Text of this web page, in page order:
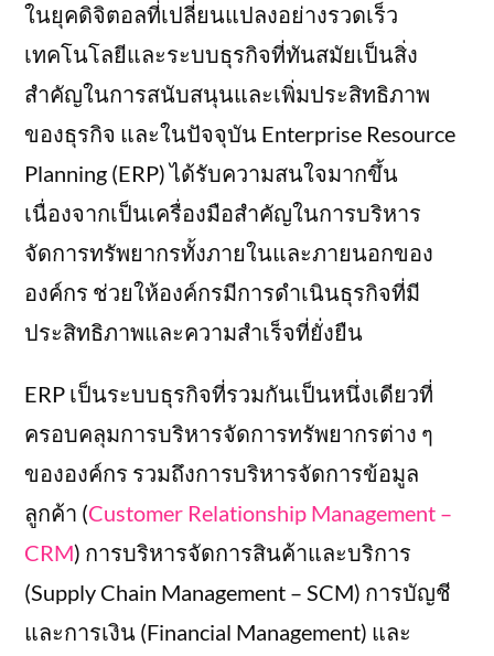
ในยุคดิจิตอลที่เปลี่ยนแปลงอย่างรวดเร็ว
เทคโนโลยีและระบบธุรกิจที่ทันสมัยเป็นสิ่ง
สำคัญในการสนับสนุนและเพิ่มประสิทธิภาพ
ของธุรกิจ และในปัจจุบัน Enterprise Resource
Planning (ERP) ได้รับความสนใจมากขึ้น
เนื่องจากเป็นเครื่องมือสำคัญในการบริหาร
จัดการทรัพยากรทั้งภายในและภายนอกของ
องค์กร ช่วยให้องค์กรมีการดำเนินธุรกิจที่มี
ประสิทธิภาพและความสำเร็จที่ยั่งยืน
ERP เป็นระบบธุรกิจที่รวมกันเป็นหนึ่งเดียวที่
ครอบคลุมการบริหารจัดการทรัพยากรต่าง ๆ
ขององค์กร รวมถึงการบริหารจัดการข้อมูล
ลูกค้า (Customer Relationship Management –
CRM) การบริหารจัดการสินค้าและบริการ
(Supply Chain Management – SCM) การบัญชี
และการเงิน (Financial Management) และ